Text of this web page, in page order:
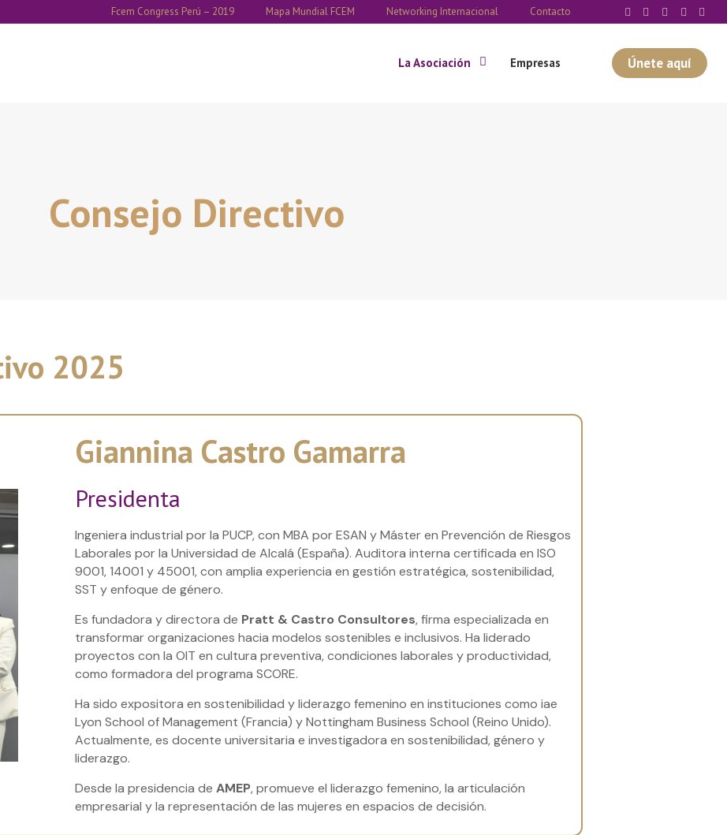
Fcem Congress Perú – 2019 Mapa Mundial FCEM Networking Internacional Contacto
La Asociación Empresas Únete aquí
Consejo Directivo
2025
Giannina Castro Gamarra
Presidenta
Ingeniera industrial por la PUCP, con MBA por ESAN y Máster en Prevención de Riesgos
Laborales por la Universidad de Alcalá (España). Auditora interna certificada en ISO
9001, 14001 y 45001, con amplia experiencia en gestión estratégica, sostenibilidad,
SST y enfoque de género.
Es fundadora y directora de Pratt & Castro Consultores, firma especializada en
transformar organizaciones hacia modelos sostenibles e inclusivos. Ha liderado
proyectos con la OIT en cultura preventiva, condiciones laborales y productividad,
como formadora del programa SCORE.
Ha sido expositora en sostenibilidad y liderazgo femenino en instituciones como iae
Lyon School of Management (Francia) y Nottingham Business School (Reino Unido).
Actualmente, es docente universitaria e investigadora en sostenibilidad, género y
liderazgo.
Desde la presidencia deAMEP, promueve el liderazgo femenino, la articulación
empresarial y la representación de las mujeres en espacios de decisión.